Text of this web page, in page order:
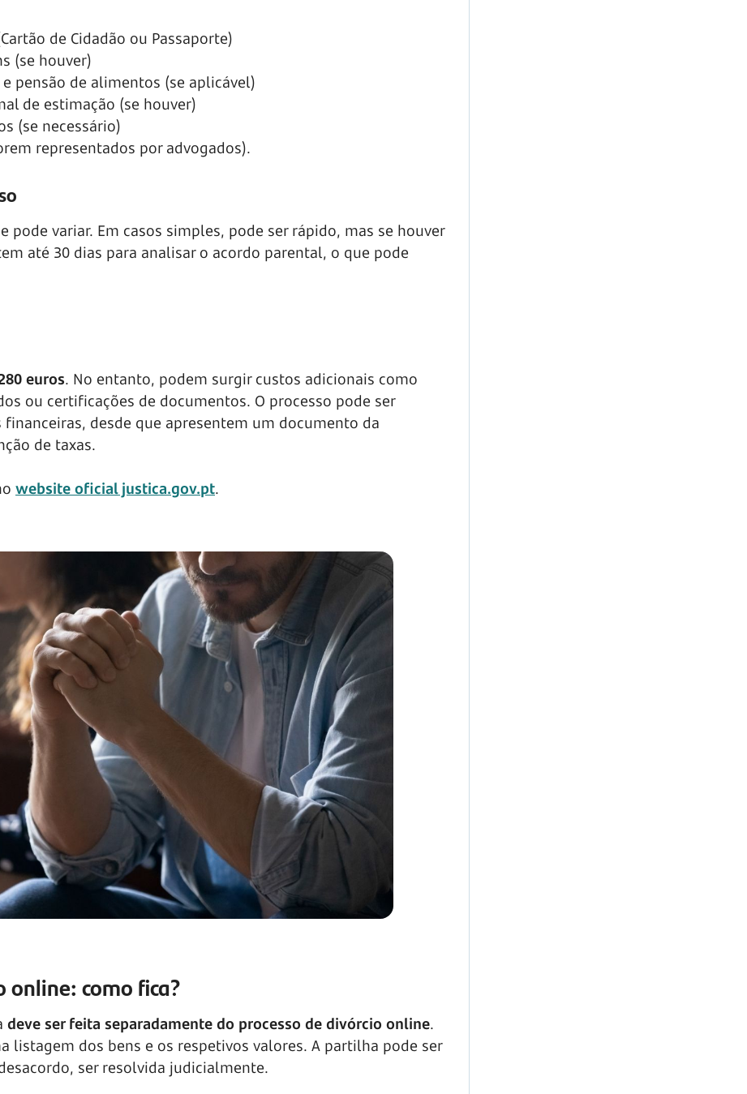
de Cidadão ou Passaporte)
(se houver)
pensão de alimentos (se aplicável)
de estimação (se houver)
(se necessário)
representados por advogados).
variar. Em casos simples, pode ser rápido, mas se houver
até 30 dias para analisar o acordo parental, o que pode
euros. No entanto, podem surgir custos adicionais como
ou certificações de documentos. O processo pode ser
desde que apresentem um documento da
de taxas.
website oficial justica.gov.pt.
como fica?
deve ser feita separadamente do processo de divórcio online.
listagem dos bens e os respetivos valores. A partilha pode ser
ser resolvida judicialmente.